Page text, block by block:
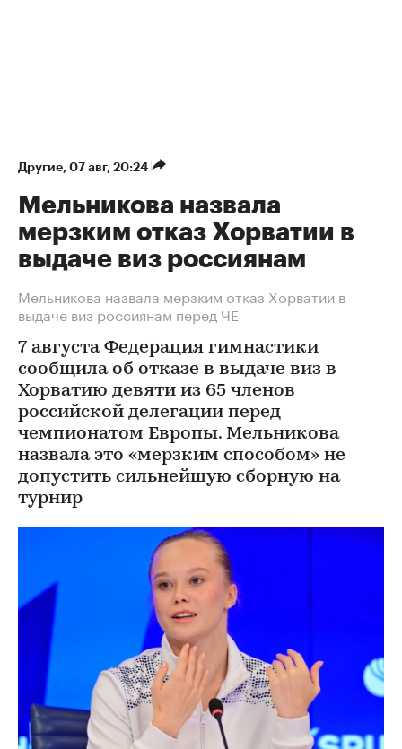
Другие⁠, 07 авг, 20:24
Мельникова назвала
мерзким отказ Хорватии в
выдаче виз россиянам
Мельникова назвала мерзким отказ Хорватии в
выдаче виз россиянам перед ЧЕ
7 августа Федерация гимнастики
сообщила об отказе в выдаче виз в
Хорватию девяти из 65 членов
российской делегации перед
чемпионатом Европы. Мельникова
назвала это «мерзким способом» не
допустить сильнейшую сборную на
турнир